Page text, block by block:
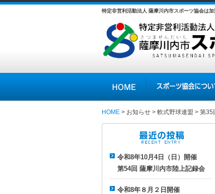
特定非営利活動法人 薩摩川内市スポーツ協会は
スポーツ協会について
HOME > お知らせ > 軟式野球連盟 > 第35
令和8年10月4日（日）開催
第54回 薩摩川内市陸上記録会
令和8年８月２日開催